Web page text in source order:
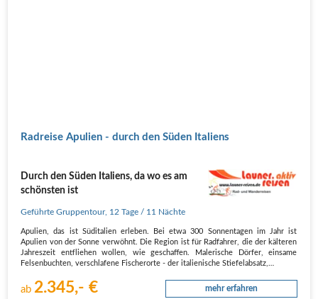
Radreise Apulien - durch den Süden Italiens
Durch den Süden Italiens, da wo es am
schönsten ist
Geführte Gruppentour, 12 Tage / 11 Nächte
Apulien, das ist Süditalien erleben. Bei etwa 300 Sonnentagen im Jahr ist
Apulien von der Sonne verwöhnt. Die Region ist für Radfahrer, die der kälteren
Jahreszeit entfliehen wollen, wie geschaffen. Malerische Dörfer, einsame
Felsenbuchten, verschlafene Fischerorte - der italienische Stiefelabsatz,…
ab 2.345,- € mehr erfahren